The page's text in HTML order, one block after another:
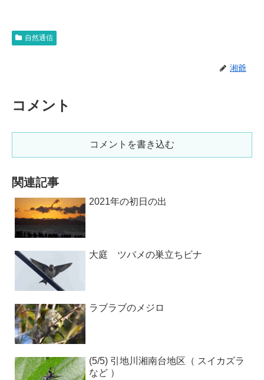
自然通信
湘爺
コメント
コメントを書き込む
関連記事
2021年の初日の出
大庭 ツバメの巣立ちビナ
ラブラブのメジロ
(5/5) 引地川湘南台地区（ スイカズラ
など ）